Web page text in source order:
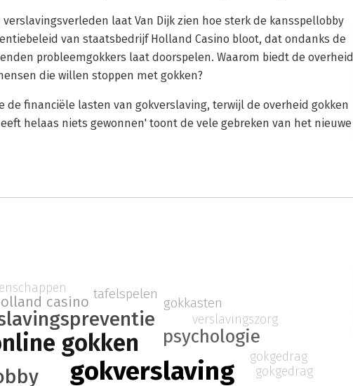
laat Van Dijk zien hoe sterk de kansspellobby
van staatsbedrijf Holland Casino bloot, dat ondanks de
probleemgokkers laat doorspelen. Waarom biedt de overheid
die willen stoppen met gokken?
de financiële lasten van gokverslaving, terwijl de overheid gokken
helaas niets gewonnen' toont de vele gebreken van het nieuwe
gokverslaving
gokken psychologie
casino tafelspelen
gokkasten
verslavingszorg
gokgedrag
gokgedrag